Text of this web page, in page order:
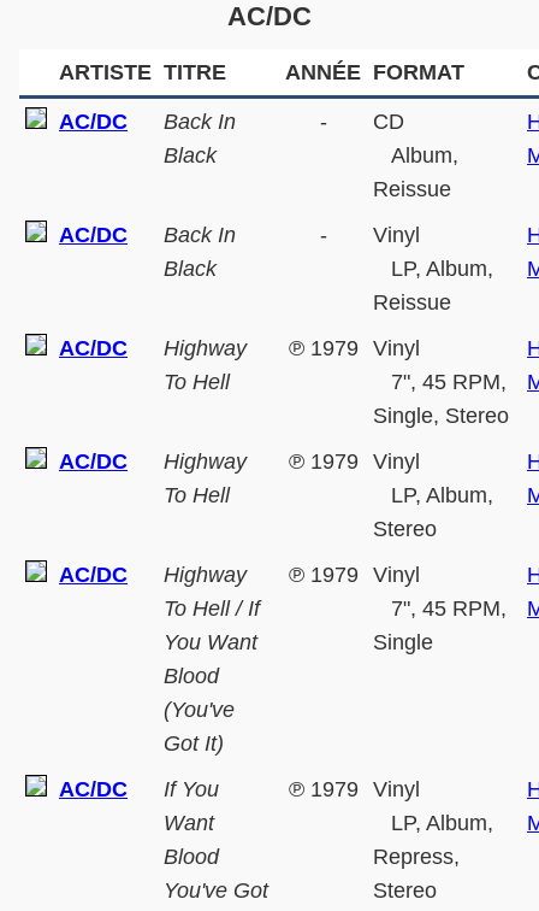
AC/DC
ARTISTE TITRE ANNÉE FORMAT
AC/DC
Back In
Black
-
CD
Album,
Reissue
AC/DC
Back In
Black
-
Vinyl
LP, Album,
Reissue
AC/DC
Highway
To Hell
℗ 1979
Vinyl
7", 45 RPM,
Single, Stereo
AC/DC
Highway
To Hell
℗ 1979
Vinyl
LP, Album,
Stereo
AC/DC
Highway
To Hell / If
You Want
Blood
(You've
Got It)
℗ 1979
Vinyl
7", 45 RPM,
Single
AC/DC
If You
Want
Blood
You've Got
℗ 1979
Vinyl
LP, Album,
Repress,
Stereo